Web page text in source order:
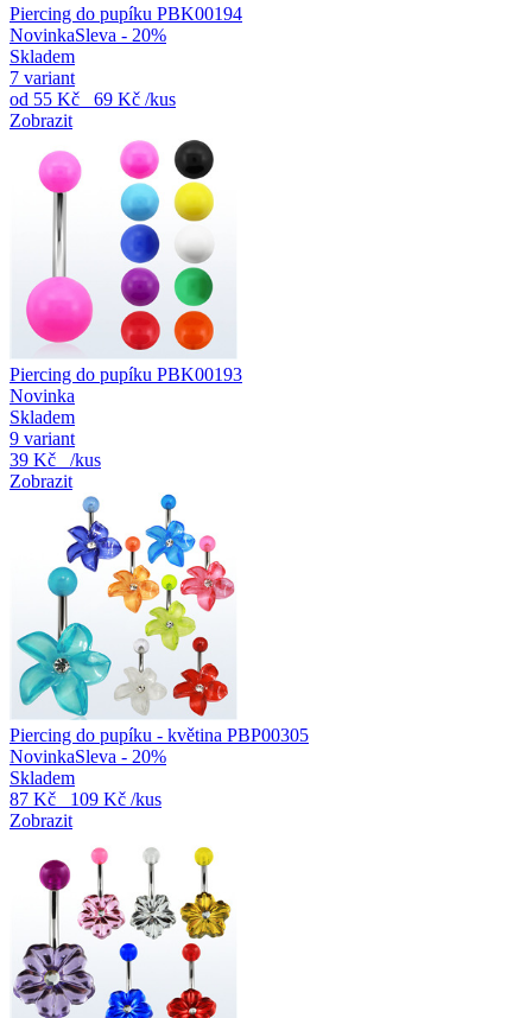
Piercing do pupíku PBK00194
NovinkaSleva - 20%
Skladem
7 variant
od 55 Kč 69 Kč /kus
Zobrazit
Piercing do pupíku PBK00193
Novinka
Skladem
9 variant
39 Kč
/kus
Zobrazit
Piercing do pupíku - květina PBP00305
NovinkaSleva - 20%
Skladem
87 Kč
109 Kč /kus
Zobrazit